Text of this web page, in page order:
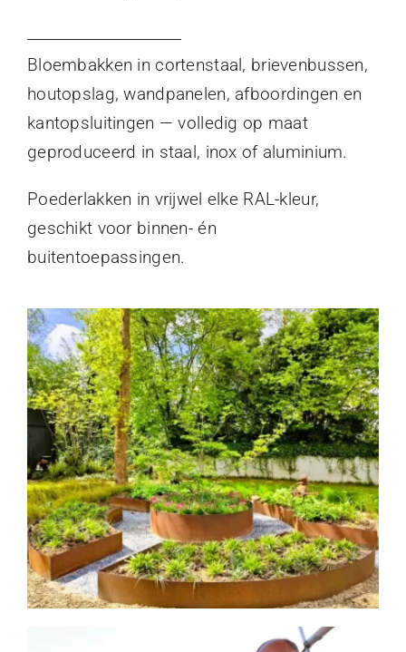
Bloembakken in cortenstaal, brievenbussen,
houtopslag, wandpanelen, afboordingen en
kantopsluitingen — volledig op maat
geproduceerd in staal, inox of aluminium.
Poederlakken in vrijwel elke RAL-kleur,
geschikt voor binnen- én
buitentoepassingen.